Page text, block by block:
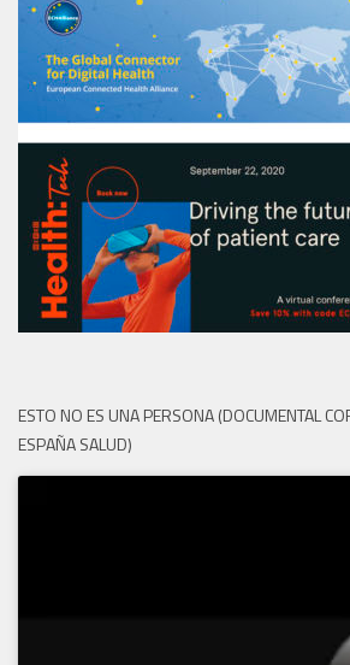
ESTO NO ES UNA PERSONA (DOCUMENTAL
ESPAÑA SALUD)